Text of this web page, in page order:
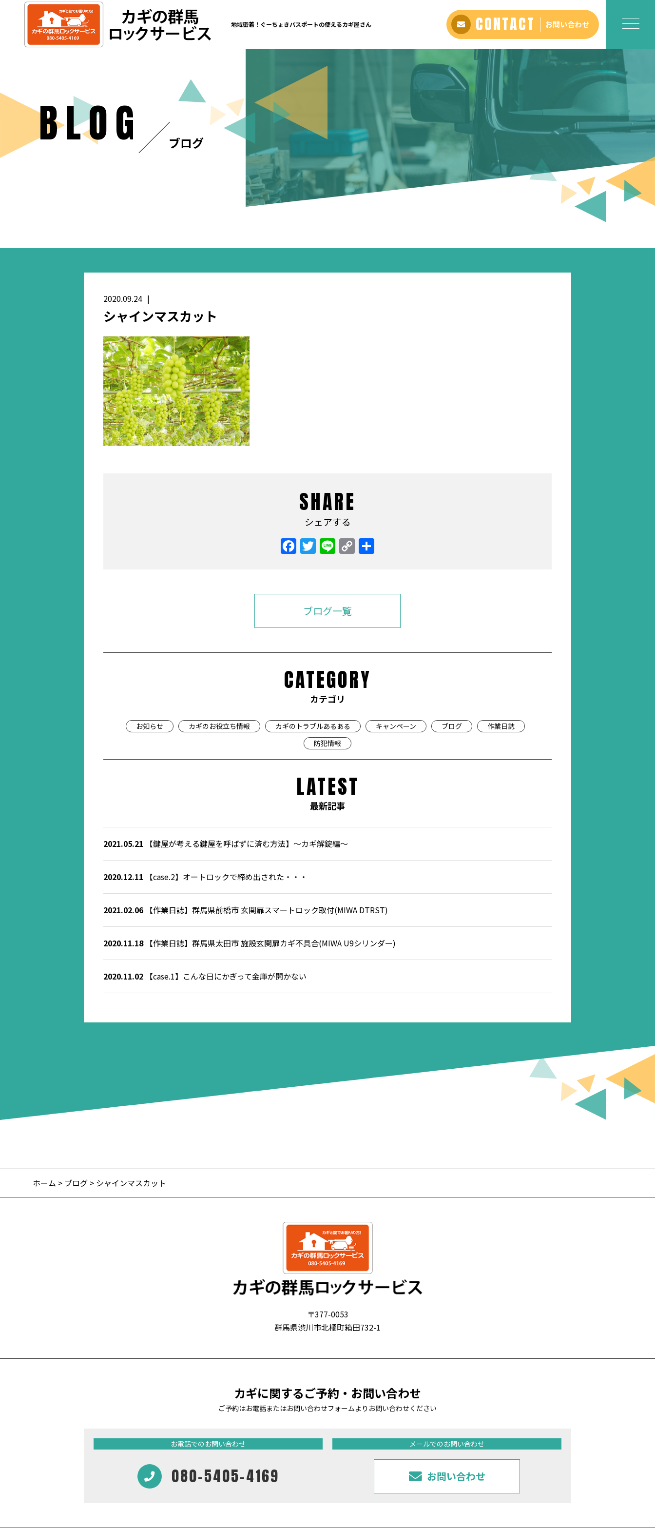
地域密着！ぐーちょきパスポートの使えるカギ屋さん CONTACT お問い合わせ
BLOG ブログ
2020.09.24
シャインマスカット
SHARE
シェアする
Facebook
Twitter
LineCopy
Link
ブログ一覧
CATEGORY
カテゴリ
お知らせ カギのお役立ち情報 カギのトラブルあるある キャンペーン ブログ
作業日誌
防犯情報
LATEST
最新記事
2021.05.21 【鍵屋が考える鍵屋を呼ばずに済む方法】～カギ解錠編～
2020.12.11 【case.2】オートロックで締め出された・・・
2021.02.06 【作業日誌】群馬県前橋市 玄関扉スマートロック取付(MIWA DTRST)
2020.11.18【作業日誌】群馬県太田市 施設玄関扉カギ不具合(MIWA U9シリンダー)
2020.11.02 【case.1】こんな日にかぎって金庫が開かない
ホーム > ブログ > シャインマスカット
〒377-0053
群馬県渋川市北橘町箱田732-1
カギに関するご予約・お問い合わせ
ご予約はお電話またはお問い合わせフォームより お問い合わせください
お電話でのお問い合わせ
080-5405-4169
メールでのお問い合わせ
お問い合わせ